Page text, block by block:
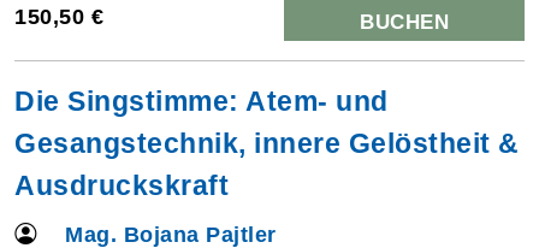
150,50 € BUCHEN
Die Singstimme: Atem- und
Gesangstechnik, innere Gelöstheit &
Ausdruckskraft
Mag. Bojana Pajtler